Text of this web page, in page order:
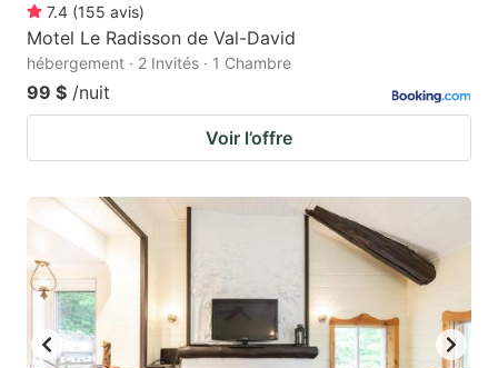
7.4 (155 avis)
Motel Le Radisson de Val-David
hébergement · 2 Invités · 1 Chambre
99 $ /nuit
Voir l’offre